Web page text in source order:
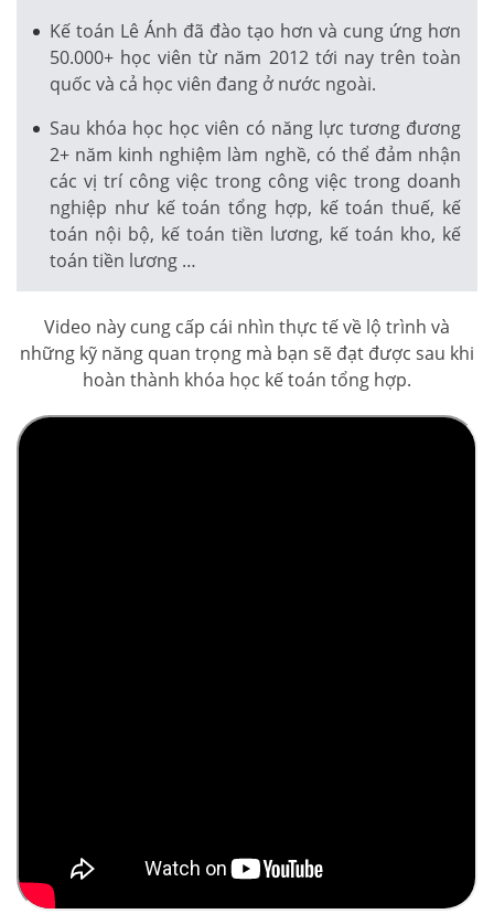
Kế toán Lê Ánh đã đào tạo hơn và cung ứng hơn
50.000+ học viên từ năm 2012 tới nay trên toàn
quốc và cả học viên đang ở nước ngoài.
Sau khóa học học viên có năng lực tương đương
2+ năm kinh nghiệm làm nghề, có thể đảm nhận
các vị trí công việc trong công việc trong doanh
nghiệp như kế toán tổng hợp, kế toán thuế, kế
toán nội bộ, kế toán tiền lương, kế toán kho, kế
toán tiền lương …
Video này cung cấp cái nhìn thực tế về lộ trình và
những kỹ năng quan trọng mà bạn sẽ đạt được sau khi
hoàn thành khóa học kế toán tổng hợp.